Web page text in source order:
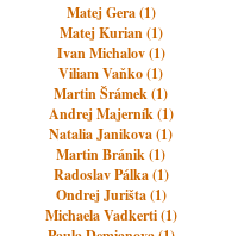
Matej Gera (1)
Matej Kurian (1)
Ivan Michalov (1)
Viliam Vaňko (1)
Martin Šrámek (1)
Andrej Majerník (1)
Natalia Janikova (1)
Martin Bránik (1)
Radoslav Pálka (1)
Ondrej Jurišta (1)
Michaela Vadkerti (1)